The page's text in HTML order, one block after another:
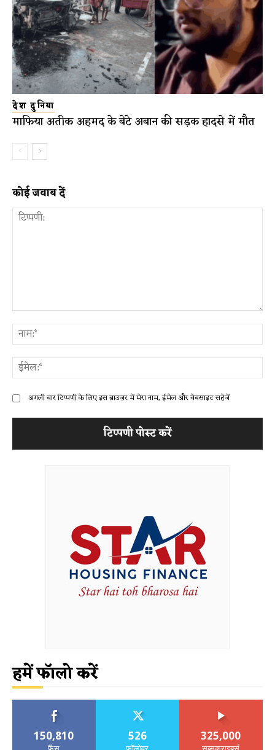
देश दुनिया
माफिया अतीक अहमद के बेटे अबान की सड़क हादसे में मौत
कोई जवाब दें
अगली बार टिप्पणी के लिए इस ब्राउज़र में मेरा नाम, ईमेल और वेबसाइट सहेजें
हमें फॉलो करें
150,810 526 325,000